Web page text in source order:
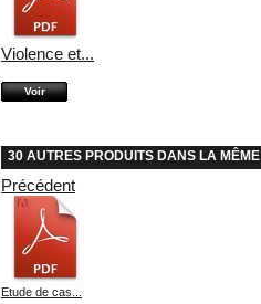
Violence et...
Voir
30 AUTRES PRODUITS DANS LA
Précédent
Etude de cas...